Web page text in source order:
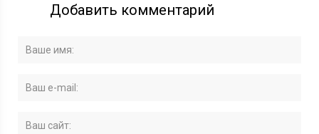
Добавить комментарий